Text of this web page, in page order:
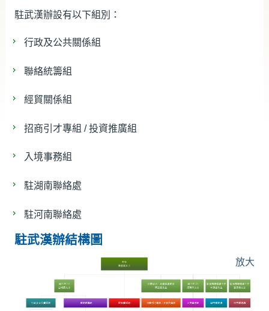
相關網站
駐武漢辦設有以下組別：
行政及公共關係組
聯絡統籌組
經貿關係組
招商引才專組 / 投資推廣組
入境事務組
駐湖南聯絡處
駐河南聯絡處
駐武漢辦結構圖
放大